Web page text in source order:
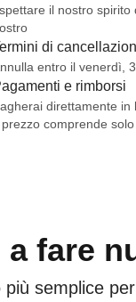
il nostro
di
entro il venerdì,
e rimborsi
direttamente in
prezzo comprende
a fare
più semplice